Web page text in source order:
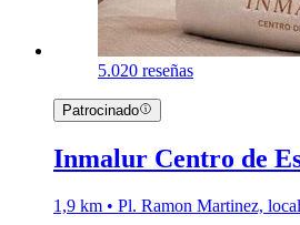
5.020 reseñas
Patrocinado
Inmalur Centro de
1,9 km • Pl. Ramon Martinez,